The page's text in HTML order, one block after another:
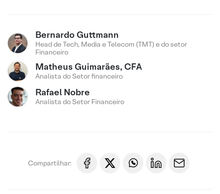
Bernardo Guttmann
Head de Tech, Media e Telecom (TMT) e do setor
Financeiro
Matheus Guimarães, CFA
Analista do Setor financeiro
Rafael Nobre
Analista do Setor Financeiro
Compartilhar: